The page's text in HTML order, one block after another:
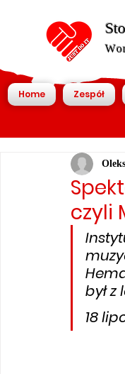
Home Zespół
czyli
był
18